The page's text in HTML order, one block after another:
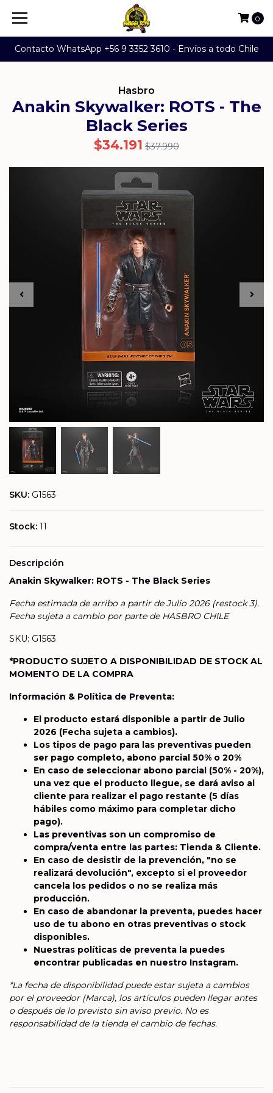
Contacto WhatsApp +56 9 3352 3610 - Envíos a todo Chile
0
Hasbro
Anakin Skywalker: ROTS - The
Black Series
$34.191 $37.990
SKU: G1563
Stock: 11
Descripción
Anakin Skywalker: ROTS - The Black Series
Fecha estimada de arribo a partir de Julio 2026 (restock 3).
Fecha sujeta a cambio por parte de HASBRO CHILE
SKU: G1563
*PRODUCTO SUJETO A DISPONIBILIDAD DE STOCK AL
MOMENTO DE LA COMPRA
Información & Política de Preventa:
El producto estará disponible a partir de Julio
2026 (Fecha sujeta a cambios).
Los tipos de pago para las preventivas pueden
ser pago completo, abono parcial 50% o 20%
En caso de seleccionar abono parcial (50% - 20%),
una vez que el producto llegue, se dará aviso al
cliente para realizar el pago restante (5 días
hábiles como máximo para completar dicho
pago).
Las preventivas son un compromiso de
compra/venta entre las partes: Tienda & Cliente.
En caso de desistir de la prevención, "no se
realizará devolución", excepto si el proveedor
cancela los pedidos o no se realiza más
producción.
En caso de abandonar la preventa, puedes hacer
uso de tu abono en otras preventivas o stock
disponibles.
Nuestras políticas de preventa la puedes
encontrar publicadas en nuestro Instagram.
*La fecha de disponibilidad puede estar sujeta a cambios
por el proveedor (Marca), los artículos pueden llegar antes
o después de lo previsto sin aviso previo. No es
responsabilidad de la tienda el cambio de fechas.